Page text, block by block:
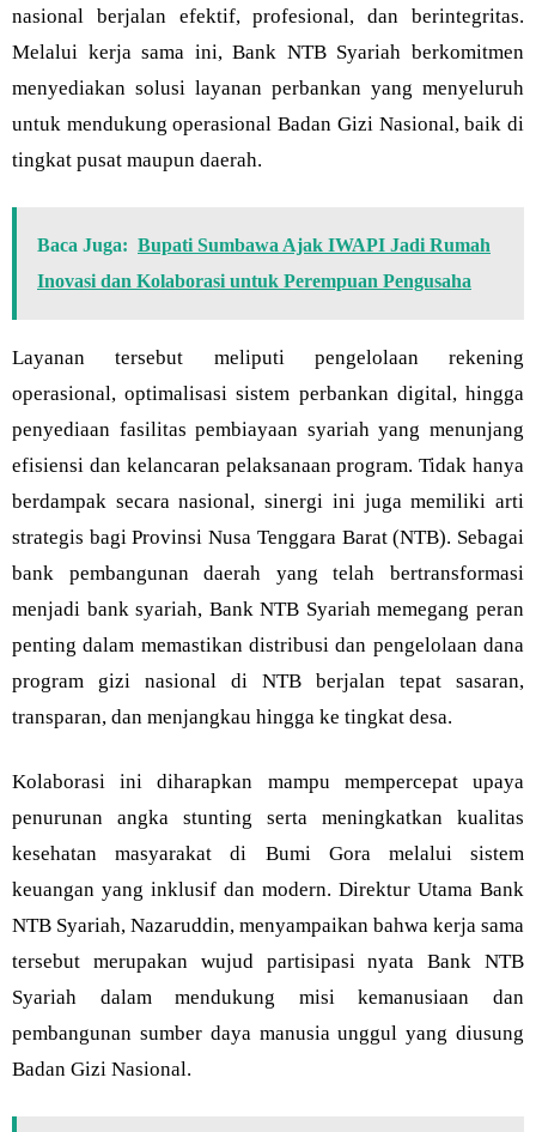
nasional berjalan efektif, profesional, dan berintegritas.
Melalui kerja sama ini, Bank NTB Syariah berkomitmen
menyediakan solusi layanan perbankan yang menyeluruh
untuk mendukung operasional Badan Gizi Nasional, baik di
tingkat pusat maupun daerah.
Baca Juga: Bupati Sumbawa Ajak IWAPI Jadi Rumah
Inovasi dan Kolaborasi untuk Perempuan Pengusaha
Layanan tersebut meliputi pengelolaan rekening
operasional, optimalisasi sistem perbankan digital, hingga
penyediaan fasilitas pembiayaan syariah yang menunjang
efisiensi dan kelancaran pelaksanaan program. Tidak hanya
berdampak secara nasional, sinergi ini juga memiliki arti
strategis bagi Provinsi Nusa Tenggara Barat (NTB). Sebagai
bank pembangunan daerah yang telah bertransformasi
menjadi bank syariah, Bank NTB Syariah memegang peran
penting dalam memastikan distribusi dan pengelolaan dana
program gizi nasional di NTB berjalan tepat sasaran,
transparan, dan menjangkau hingga ke tingkat desa.
Kolaborasi ini diharapkan mampu mempercepat upaya
penurunan angka stunting serta meningkatkan kualitas
kesehatan masyarakat di Bumi Gora melalui sistem
keuangan yang inklusif dan modern. Direktur Utama Bank
NTB Syariah, Nazaruddin, menyampaikan bahwa kerja sama
tersebut merupakan wujud partisipasi nyata Bank NTB
Syariah dalam mendukung misi kemanusiaan dan
pembangunan sumber daya manusia unggul yang diusung
Badan Gizi Nasional.